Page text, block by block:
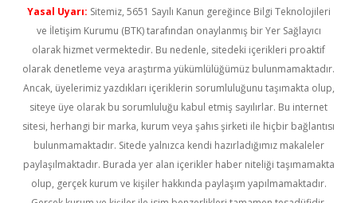
Yasal Uyarı: Sitemiz, 5651 Sayılı Kanun gereğince Bilgi Teknolojileri
ve İletişim Kurumu (BTK) tarafından onaylanmış bir Yer Sağlayıcı
olarak hizmet vermektedir. Bu nedenle, sitedeki içerikleri proaktif
olarak denetleme veya araştırma yükümlülüğümüz bulunmamaktadır.
Ancak, üyelerimiz yazdıkları içeriklerin sorumluluğunu taşımakta olup,
siteye üye olarak bu sorumluluğu kabul etmiş sayılırlar. Bu internet
sitesi, herhangi bir marka, kurum veya şahıs şirketi ile hiçbir bağlantısı
bulunmamaktadır. Sitede yalnızca kendi hazırladığımız makaleler
paylaşılmaktadır. Burada yer alan içerikler haber niteliği taşımamakta
olup, gerçek kurum ve kişiler hakkında paylaşım yapılmamaktadır.